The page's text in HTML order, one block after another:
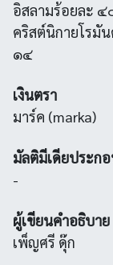
อิสลามร้อยละ
คริสต์นิกายโรมั
๑๔
เงินตรา
มาร์ค (marka)
มัลติมีเดียประก
-
ผู้เขียนคำอธิบาย
เพ็ญศรี ดุ๊ก